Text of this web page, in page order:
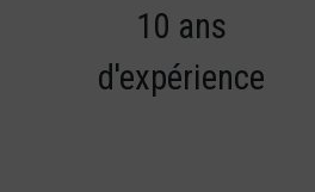
10 ans
d'expérience